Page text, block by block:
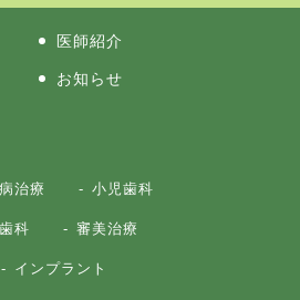
医師紹介
お知らせ
治療 小児歯科
科 審美治療
インプラント